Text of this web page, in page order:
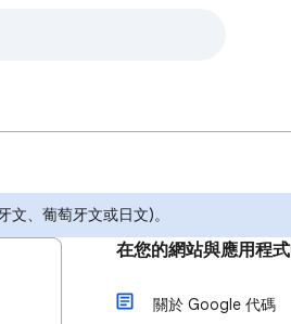
、葡萄牙文或日文)。
在您的網站與應用程
關於 Google 代碼